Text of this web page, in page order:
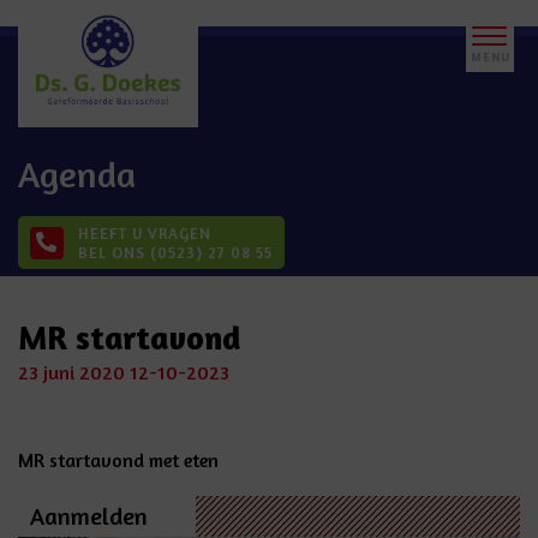
Agenda
HEEFT U VRAGEN
BEL ONS (0523) 27 08 55
MR startavond
23 juni 2020 12-10-2023
MR startavond met eten
Aanmelden